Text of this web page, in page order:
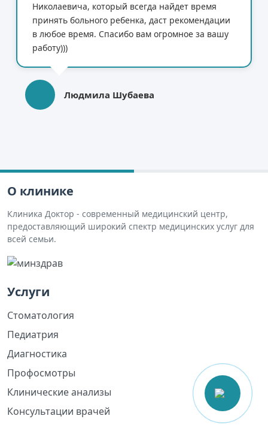
Николаевича, который всегда найдет время
принять больного ребенка, даст рекомендации
в любое время. Спасибо вам огромное за вашу
работу)))
Людмила Шубаева
О клинике
Клиника Доктор - современный медицинский центр,
предоставляющий широкий спектр медицинских услуг для
всей семьи.
Услуги
Стоматология
Педиатрия
Диагностика
Профосмотры
Клинические анализы
Консультации врачей